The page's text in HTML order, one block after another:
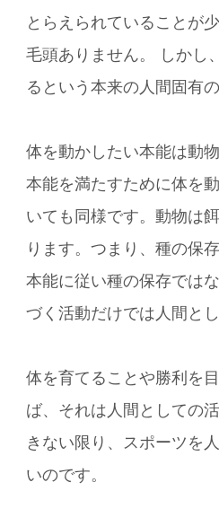
とらえられていることが
毛頭ありません。
しかし
るという本来の人間固有
体を動かしたい本能は動
本能を満たすために体を
いても同様です。動物は
ります。つまり、種の保
本能に従い種の保存では
づく活動だけでは人間と
体を育てることや勝利を
ば、それは人間としての
きない限り、スポーツを
いのです。